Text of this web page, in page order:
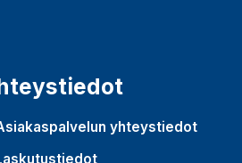
yhteystiedot